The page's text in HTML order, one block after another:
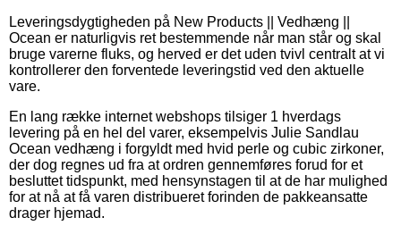
Leveringsdygtigheden på New Products || Vedhæng ||
Ocean er naturligvis ret bestemmende når man står og skal
bruge varerne fluks, og herved er det uden tvivl centralt at vi
kontrollerer den forventede leveringstid ved den aktuelle
vare.
En lang række internet webshops tilsiger 1 hverdags
levering på en hel del varer, eksempelvis Julie Sandlau
Ocean vedhæng i forgyldt med hvid perle og cubic zirkoner,
der dog regnes ud fra at ordren gennemføres forud for et
besluttet tidspunkt, med hensynstagen til at de har mulighed
for at nå at få varen distribueret forinden de pakkeansatte
drager hjemad.